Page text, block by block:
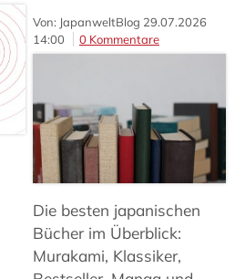
Von: JapanweltBlog 29.07.2026
14:00
0 Kommentare
Die besten japanischen
Bücher im Überblick:
Murakami, Klassiker,